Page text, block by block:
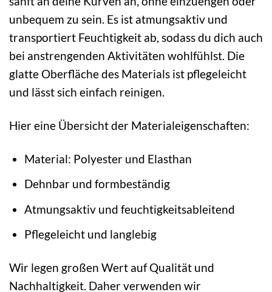
unbequem zu sein. Es ist atmungsaktiv und
transportiert Feuchtigkeit ab, sodass du dich auch
bei anstrengenden Aktivitäten wohlfühlst. Die
glatte Oberfläche des Materials ist pflegeleicht
und lässt sich einfach reinigen.
Hier eine Übersicht der Materialeigenschaften:
Material: Polyester und Elasthan
Dehnbar und formbeständig
Atmungsaktiv und feuchtigkeitsableitend
Pflegeleicht und langlebig
Wir legen großen Wert auf Qualität und
Nachhaltigkeit. Daher verwenden wir